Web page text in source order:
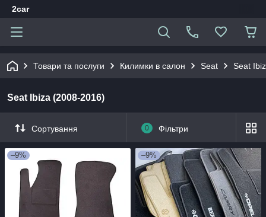
2car
Товари та послуги Килимки в салон Seat Seat
Seat Ibiza (2008-2016)
Сортування 0 Фільтри
–9% –9%